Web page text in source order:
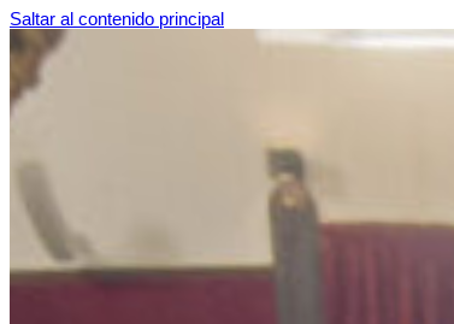
Saltar al contenido principal